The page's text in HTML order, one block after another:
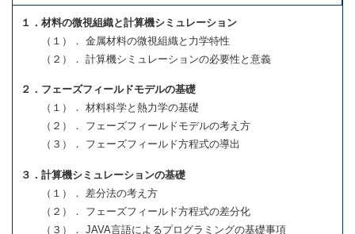
１．材料の微視組織と計算機シミュレーション
（１）． 金属材料の微視組織と力学特性
（２）． 計算機シミュレーションの必要性と意義
２．フェーズフィールドモデルの基礎
（１）． 材料科学と熱力学の基礎
（２）． フェーズフィールドモデルの考え方
（３）． フェーズフィールド方程式の導出
３．計算機シミュレーションの基礎
（１）． 差分法の考え方
（２）． フェーズフィールド方程式の差分化
（３）． JAVA言語によるプログラミングの基礎事項